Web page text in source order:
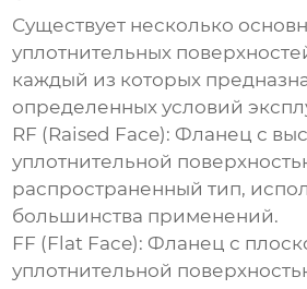
Существует несколько
уплотнительных
каждый из которых
определенных условий
RF (Raised Face): Фланец с
уплотнительной
распространенный тип,
большинства применений.
FF (Flat Face): Фланец с
уплотнительной